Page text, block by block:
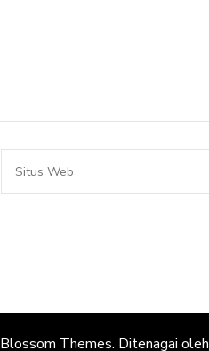
Blossom Themes. Ditenagai oleh